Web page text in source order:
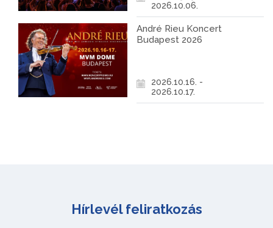
2026.10.06.
André Rieu Koncert
Budapest 2026
2026.10.16. -
2026.10.17.
Hírlevél feliratkozás